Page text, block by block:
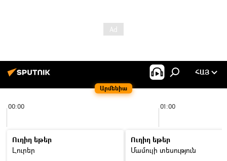
Արմենիա
ՀԱՅ
00:00 01:00
Ուղիղ եթեր
Լուրեր
Ուղիղ եթեր
Մամուլի տեսություն